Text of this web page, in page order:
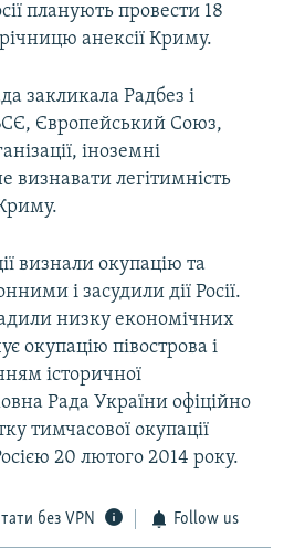
планують провести 18
анексії Криму.
закликала Радбез і
Європейський Союз,
іноземні
визнавати легітимність
визнали окупацію та
і засудили дії Росії.
низку економічних
окупацію півострова і
історичної
Рада України офіційно
тимчасової окупації
20 лютого 2014 року.
без VPN Follow us